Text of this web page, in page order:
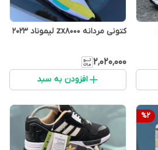
کتونی مردانه zx8000 لیموناد 2023
۲٬۰۲۰٬۰۰۰
افزودن به سبد
%2